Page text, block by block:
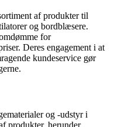
af produkter til
og bordblæsere.
for
Deres engagement i at
kundeservice gør
og -udstyr i
produkter, herunder